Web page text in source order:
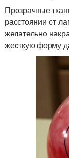
Прозрачные
расстоянии от
желательно
жесткую форму